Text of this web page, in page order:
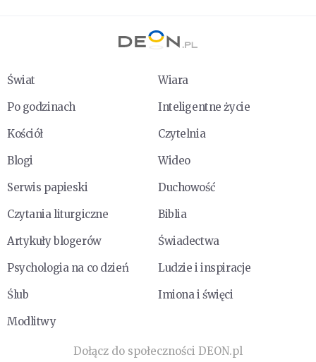
Świat
Wiara
Po godzinach
Inteligentne życie
Kościół
Czytelnia
Blogi
Wideo
Serwis papieski
Duchowość
Czytania liturgiczne
Biblia
Artykuły blogerów
Świadectwa
Psychologia na co dzień
Ludzie i inspiracje
Ślub
Imiona i święci
Modlitwy
Dołącz do społeczności DEON.pl